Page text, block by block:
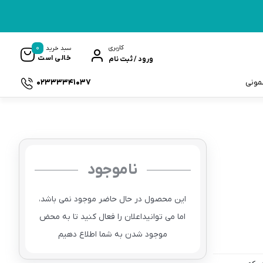
کاربری
ورود / ثبت نام
سبد خرید
خالی است
0
02333341037
ناموجود
این محصول در حال حاضر موجود نمی باشد،
اما می توانیداعلان را فعال کنید تا به محض
موجود شدن به شما اطلاع دهیم